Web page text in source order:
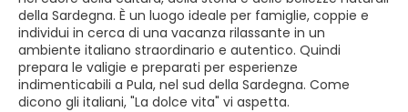
della Sardegna. È un luogo ideale per famiglie, coppie e
individui in cerca di una vacanza rilassante in un
ambiente italiano straordinario e autentico. Quindi
prepara le valigie e preparati per esperienze
indimenticabili a Pula, nel sud della Sardegna. Come
dicono gli italiani, "La dolce vita" vi aspetta.